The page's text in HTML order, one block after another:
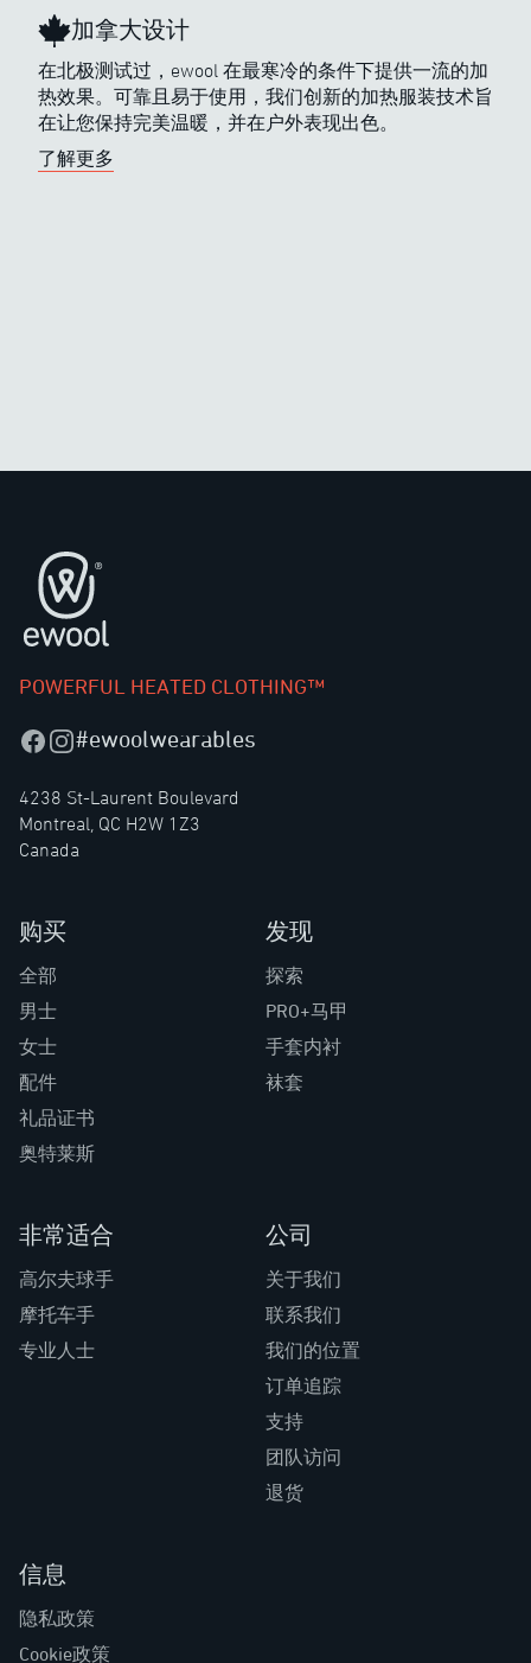
加拿大设计
在北极测试过，ewool 在最寒冷的条件下提供一流的加
热效果。可靠且易于使用，我们创新的加热服装技术旨
在让您保持完美温暖，并在户外表现出色。
了解更多
页脚
POWERFUL HEATED CLOTHING™
Facebook
Instagram
#ewoolwearables
4238 St-Laurent Boulevard
Montreal, QC H2W 1Z3
Canada
购买
全部
男士
女士
配件
礼品证书
奥特莱斯
发现
探索
PRO+马甲
手套内衬
袜套
非常适合
高尔夫球手
摩托车手
专业人士
公司
关于我们
联系我们
我们的位置
订单追踪
支持
团队访问
退货
信息
隐私政策
Cookie政策